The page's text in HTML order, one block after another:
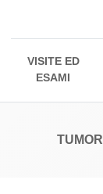
VISITE ED
ESAMI
TUMORI